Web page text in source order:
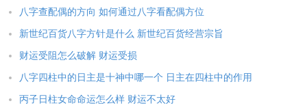
八字查配偶的方向 如何通过八字看配偶方位
新世纪百货八字方针是什么 新世纪百货经营宗旨
财运受阻怎么破解 财运受损
八字四柱中的日主是十神中哪一个 日主在四柱中的作用
丙子日柱女命命运怎么样 财运不太好